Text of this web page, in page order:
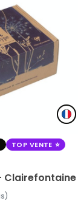
TOP VENTE
Clairefontaine